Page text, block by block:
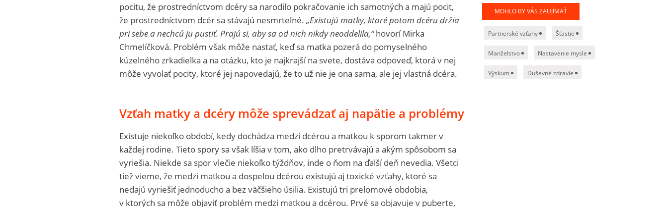
pocitu, že prostredníctvom dcéry sa narodilo pokračovanie ich samotných a majú pocit,
že prostredníctvom dcér sa stávajú nesmrteľné. „Existujú matky, ktoré potom dcéru držia
pri sebe a nechcú ju pustiť. Prajú si, aby sa od nich nikdy neoddelila,“hovorí Mirka
Chmelíčková. Problém však môže nastať, keď sa matka pozerá do pomyselného
kúzelného zrkadielka a na otázku, kto je najkrajší na svete, dostáva odpoveď, ktorá v nej
môže vyvolať pocity, ktoré jej napovedajú, že to už nie je ona sama, ale jej vlastná dcéra.
Vzťah matky a dcéry môže sprevádzať aj napätie a problémy
Existuje niekoľko období, kedy dochádza medzi dcérou a matkou k sporom takmer v
každej rodine. Tieto spory sa však líšia v tom, ako dlho pretrvávajú a akým spôsobom sa
vyriešia. Niekde sa spor vlečie niekoľko týždňov, inde o ňom na ďalší deň nevedia. Všetci
tiež vieme, že medzi matkou a dospelou dcérou existujú aj toxické vzťahy, ktoré sa
nedajú vyriešiť jednoducho a bez väčšieho úsilia. Existujú tri prelomové obdobia,
v ktorých sa môže objaviť problém medzi matkou a dcérou. Prvé sa objavuje v puberte,
MOHLO BY VÁS ZAUJÍMAŤ
Partnerské vzťahy Šťastie
Manželstvo Nastavenie mysle
Výskum Duševné zdravie